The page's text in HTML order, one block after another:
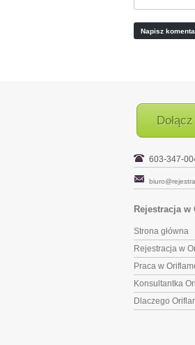
603-347-
Rejestracja w
Strona główna
Rejestracja w
Praca w
Konsultantka
Dlaczego